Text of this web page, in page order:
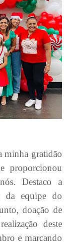
minha gratidão
proporcionou
Destaco a
da equipe do
doação de
deste
e marcando